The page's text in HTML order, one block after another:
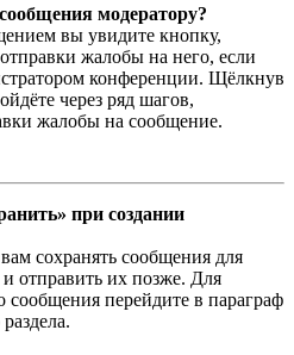
модератору?
вы увидите кнопку,
жалобы на него, если
конференции. Щёлкнув
через ряд шагов,
жалобы на сообщение.
при создании
сохранять сообщения для
и отправить их позже. Для
сообщения перейдите в параграф